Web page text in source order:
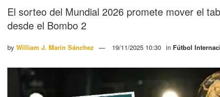
El sorteo del Mundial 2026 promete mover el
desde el Bombo 2
by William J. Marín Sánchez 19/11/2025 10:30 in Fútbol